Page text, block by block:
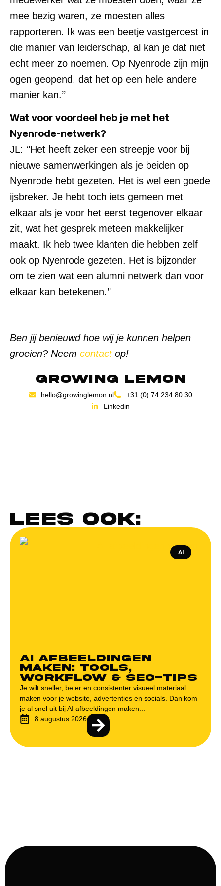
mee bezig waren, ze moesten alles
rapporteren. Ik was een beetje vastgeroest in
die manier van leiderschap, al kan je dat niet
echt meer zo noemen. Op Nyenrode zijn mijn
ogen geopend, dat het op een hele andere
manier kan.’’
Wat voor voordeel heb je met het
Nyenrode-netwerk?
JL: ‘’Het heeft zeker een streepje voor bij
nieuwe samenwerkingen als je beiden op
Nyenrode hebt gezeten. Het is wel een goede
ijsbreker. Je hebt toch iets gemeen met
elkaar als je voor het eerst tegenover elkaar
zit, wat het gesprek meteen makkelijker
maakt. Ik heb twee klanten die hebben zelf
ook op Nyenrode gezeten. Het is bijzonder
om te zien wat een alumni netwerk dan voor
elkaar kan betekenen.’’
Ben jij benieuwd hoe wij je kunnen helpen
groeien? Neem contactop!
Growing Lemon
hello@growinglemon.nl
+31 (0) 74 234 80 30
Linkedin
Lees ook:
AI afbeeldingen
maken: tools,
workflow & SEO-tips
Je wilt sneller, beter en consistenter visueel materiaal
maken voor je website, advertenties en socials. Dan kom
je al snel uit bij AI afbeeldingen maken...
AI
8 augustus 2026